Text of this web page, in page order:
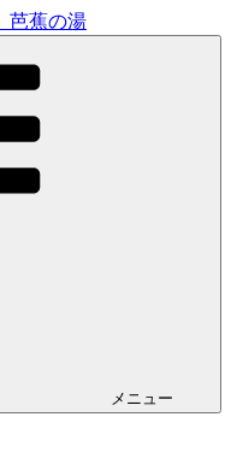
の湯
入浴できる日帰り天然温
）もあり一日の疲れを
メニュー